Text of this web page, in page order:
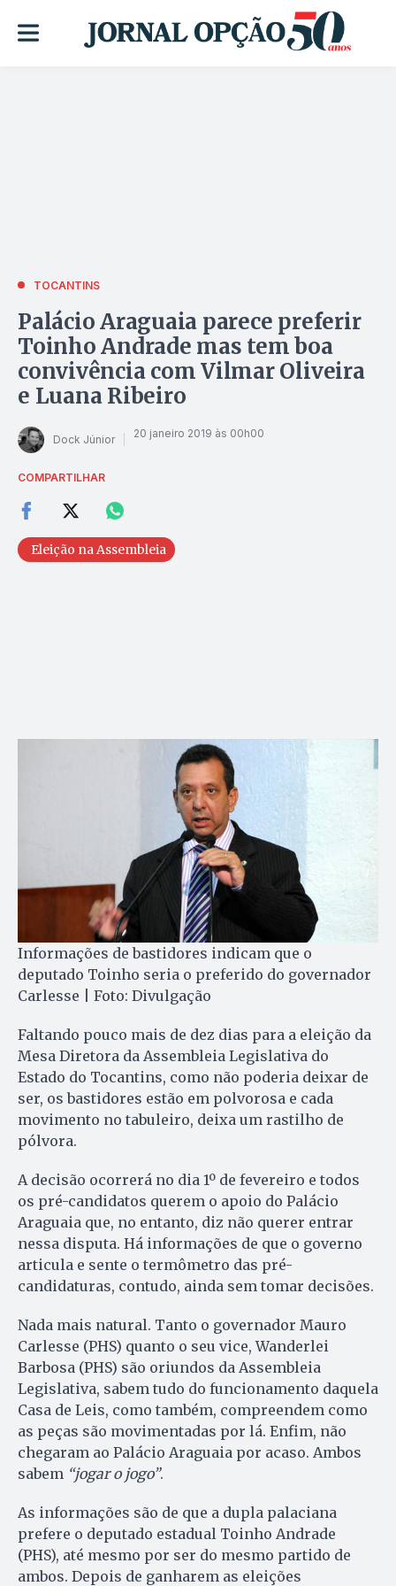
TOCANTINS
Palácio Araguaia parece preferir
Toinho Andrade mas tem boa
convivência com Vilmar Oliveira
e Luana Ribeiro
Dock Júnior 20 janeiro 2019 às 00h00
COMPARTILHAR
Eleição na Assembleia
Informações de bastidores indicam que o
deputado Toinho seria o preferido do governador
Carlesse | Foto: Divulgação
Faltando pouco mais de dez dias para a eleição da
Mesa Diretora da Assembleia Legislativa do
Estado do Tocantins, como não poderia deixar de
ser, os bastidores estão em polvorosa e cada
movimento no tabuleiro, deixa um rastilho de
pólvora.
A decisão ocorrerá no dia 1º de fevereiro e todos
os pré-candidatos querem o apoio do Palácio
Araguaia que, no entanto, diz não querer entrar
nessa disputa. Há informações de que o governo
articula e sente o termômetro das pré-
candidaturas, contudo, ainda sem tomar decisões.
Nada mais natural. Tanto o governador Mauro
Carlesse (PHS) quanto o seu vice, Wanderlei
Barbosa (PHS) são oriundos da Assembleia
Legislativa, sabem tudo do funcionamento daquela
Casa de Leis, como também, compreendem como
as peças são movimentadas por lá. Enfim, não
chegaram ao Palácio Araguaia por acaso. Ambos
sabem “jogar o jogo”.
As informações são de que a dupla palaciana
prefere o deputado estadual Toinho Andrade
(PHS), até mesmo por ser do mesmo partido de
ambos. Depois de ganharem as eleições